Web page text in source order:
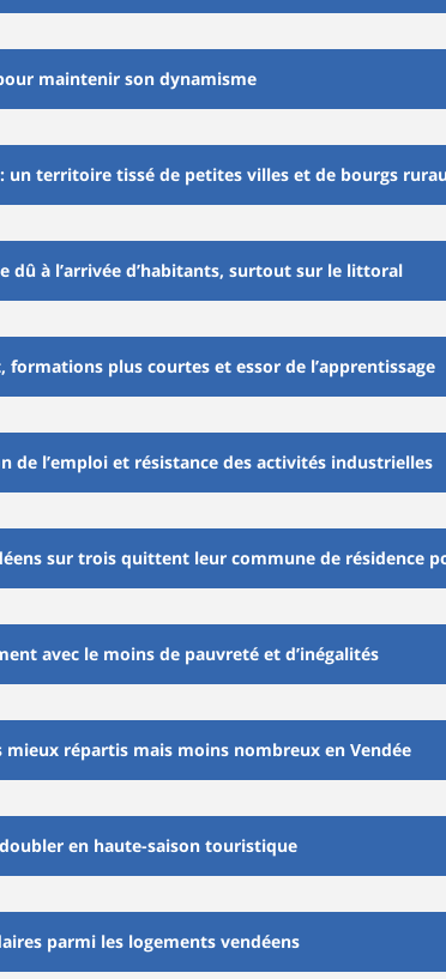
maintenir son dynamisme
un territoire tissé de petites villes et de bourgs
dû à l’arrivée d’habitants, surtout sur le littoral
plus courtes et essor de l’apprentissage
de l’emploi et résistance des activités industrielles
sur trois quittent leur commune de résidence
avec le moins de pauvreté et d’inégalités
répartis mais moins nombreux en Vendée
en haute-saison touristique
parmi les logements vendéens